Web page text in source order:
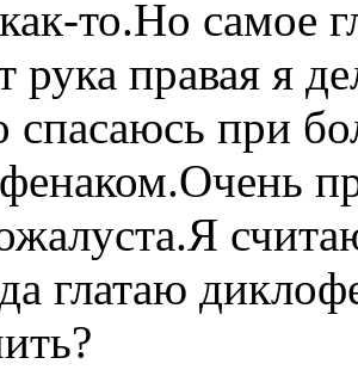
то.Но самое
рука правая я
спасаюсь при
глатаю